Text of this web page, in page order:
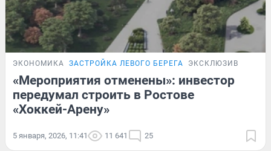
ЭКОНОМИКА ЗАСТРОЙКА ЛЕВОГО БЕРЕГА ЭКСКЛЮЗИВ
«Мероприятия отменены»: инвестор
передумал строить в Ростове
«Хоккей-Арену»
5 января, 2026, 11:41 11 641 25